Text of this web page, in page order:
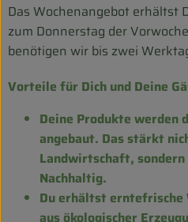
Das Wochenangebot erhältst
zum Donnerstag der
benötigen wir bis zwei
Vorteile für Dich und Deine
Deine Produkte werden
angebaut. Das stärkt
Landwirtschaft,
Nachhaltig.
Du erhältst
aus ökologischer